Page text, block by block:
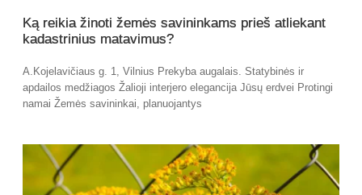
Ką reikia žinoti žemės savininkams prieš atliekant
kadastrinius matavimus?
A.Kojelavičiaus g. 1, Vilnius Prekyba augalais. Statybinės ir
apdailos medžiagos Žalioji interjero elegancija Jūsų erdvei Protingi
namai Žemės savininkai, planuojantys